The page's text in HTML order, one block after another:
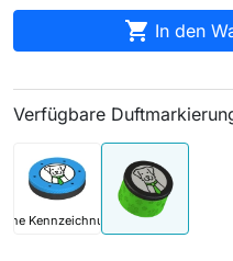
 In den
Verfügbare
Kennzeichnung